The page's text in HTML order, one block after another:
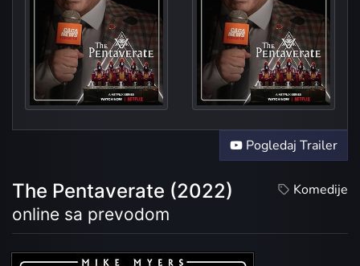
Episo Episo
Pogledaj Trailer
Komedije
The Pentaverate (2022)
online sa prevodom